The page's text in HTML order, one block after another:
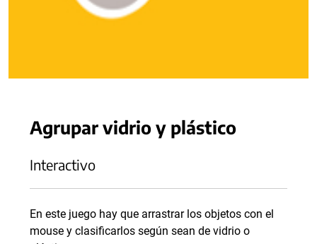
Agrupar vidrio y plástico
Interactivo
En este juego hay que arrastrar los objetos con el
mouse y clasificarlos según sean de vidrio o